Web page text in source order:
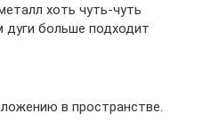
хоть чуть-чуть
больше подходит
в пространстве.